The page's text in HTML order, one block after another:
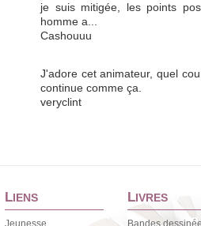
je suis mitigée, les points
homme a...
Cashouuu
J'adore cet animateur, quel
continue comme ça.
veryclint
LIENS
Jeunesse
LIVRES
Bandes